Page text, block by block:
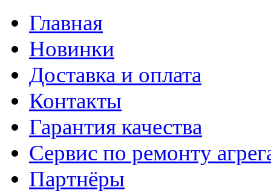
Главная
Новинки
Доставка и оплата
Контакты
Гарантия качества
Сервис по ремонту
Партнёры